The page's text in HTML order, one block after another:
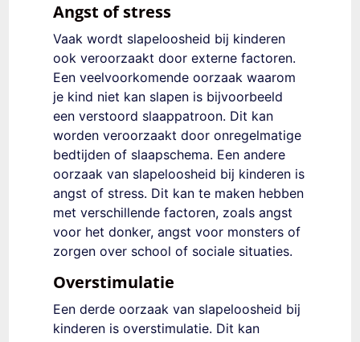
Angst of stress
Vaak wordt slapeloosheid bij kinderen
ook veroorzaakt door externe factoren.
Een veelvoorkomende oorzaak waarom
je kind niet kan slapen is bijvoorbeeld
een verstoord slaappatroon. Dit kan
worden veroorzaakt door onregelmatige
bedtijden of slaapschema. Een andere
oorzaak van slapeloosheid bij kinderen is
angst of stress. Dit kan te maken hebben
met verschillende factoren, zoals angst
voor het donker, angst voor monsters of
zorgen over school of sociale situaties.
Overstimulatie
Een derde oorzaak van slapeloosheid bij
kinderen is overstimulatie. Dit kan